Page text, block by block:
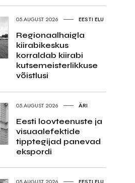
05.AUGUST 2026 EESTI ELU
Regionaalhaigla
kiirabikeskus
korraldab kiirabi
kutsemeisterlikkuse
võistlusi
05.AUGUST 2026 ÄRI
Eesti loovteenuste ja
visuaalefektide
tipptegijad panevad
ekspordi